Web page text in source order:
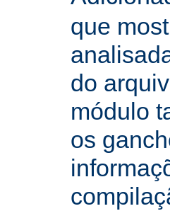
que
do
módulo
os